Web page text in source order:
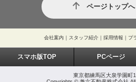
ページトップへ
会社案内 ｜ スタッフ紹介 ｜ 採用情報 ｜ プ
スマホ版TOP PCページ
東京都練馬区大泉学園町